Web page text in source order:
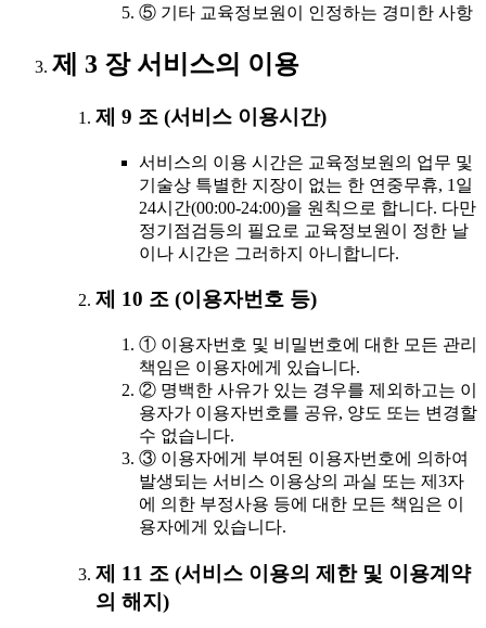
⑤ 기타 교육정보원이 인정하는 경미한 사항
제 3 장 서비스의 이용
제 9 조 (서비스 이용시간)
서비스의 이용 시간은 교육정보원의 업무 및
기술상 특별한 지장이 없는 한 연중무휴, 1일
24시간(00:00-24:00)을 원칙으로 합니다. 다만
정기점검등의 필요로 교육정보원이 정한 날
이나 시간은 그러하지 아니합니다.
제 10 조 (이용자번호 등)
① 이용자번호 및 비밀번호에 대한 모든 관리
책임은 이용자에게 있습니다.
② 명백한 사유가 있는 경우를 제외하고는 이
용자가 이용자번호를 공유, 양도 또는 변경할
수 없습니다.
③ 이용자에게 부여된 이용자번호에 의하여
발생되는 서비스 이용상의 과실 또는 제3자
에 의한 부정사용 등에 대한 모든 책임은 이
용자에게 있습니다.
제 11 조 (서비스 이용의 제한 및 이용계약
의 해지)